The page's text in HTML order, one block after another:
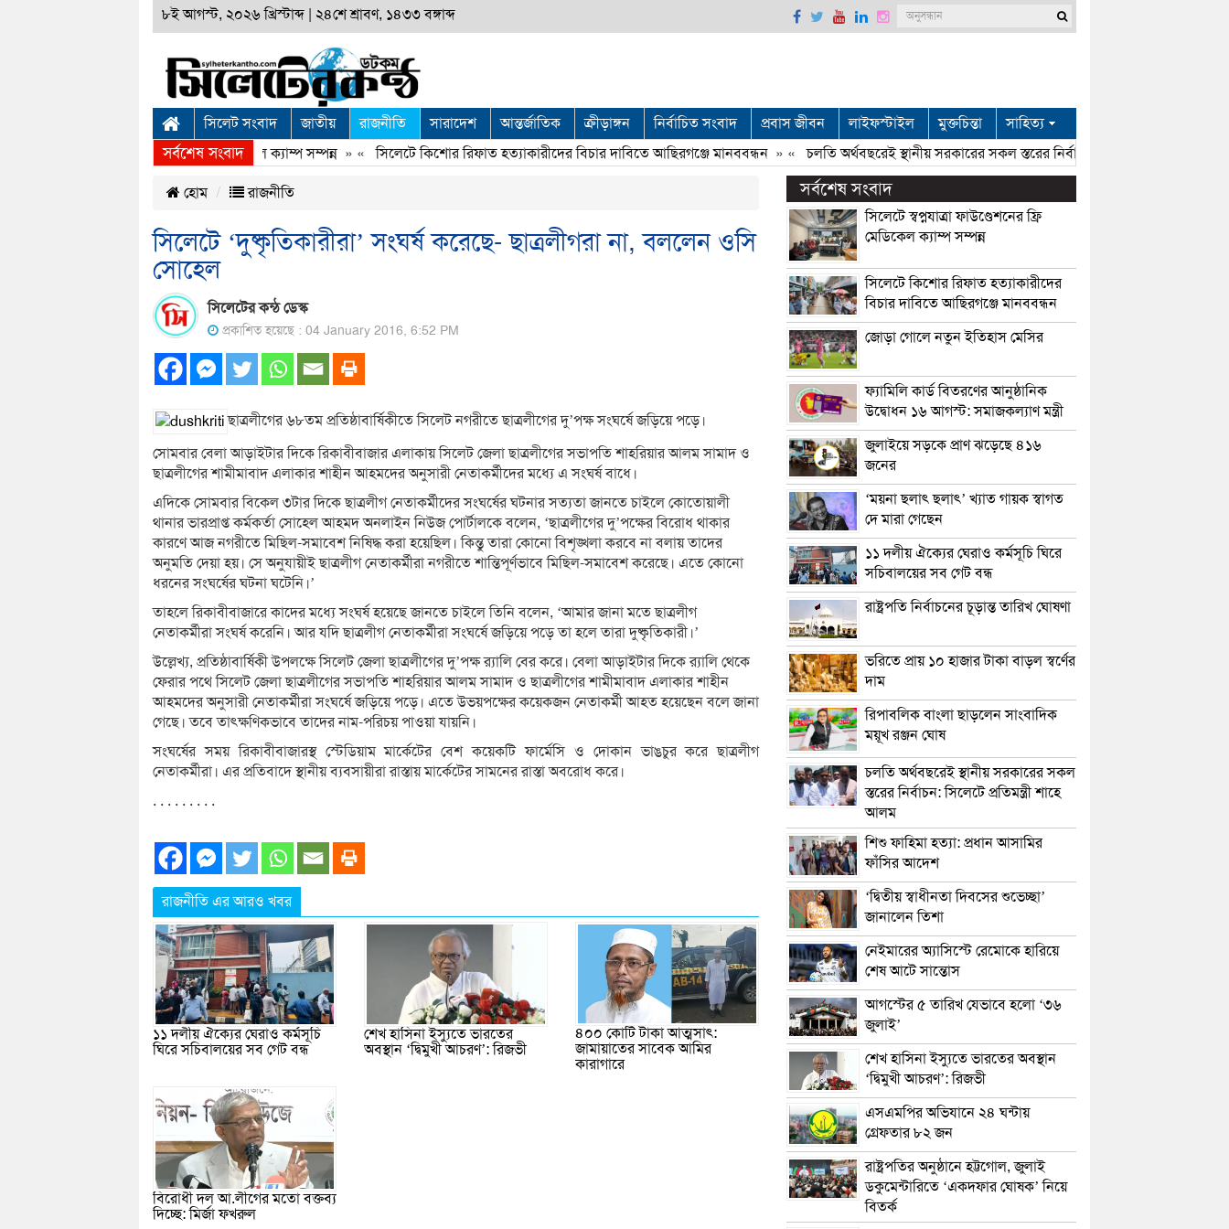
৮ই আগস্ট, ২০২৬ খ্রিস্টাব্দ ২৪শে শ্রাবণ, ১৪৩৩ বঙ্গাব্দ
সিলেট সংবাদ জাতীয় রাজনীতি সারাদেশ আন্তর্জাতিক ক্রীড়াঙ্গন নির্বাচিত সংবাদ প্রবাস জীবন লাইফস্টাইল মুক্তচিন্তা সাহিত্য
সর্বশেষ সংবাদ
সিলেটে স্বপ্নযাত্রা ফাউণ্ডেশনের ফ্রি মেডিকেল ক্যাম্প সম্পন্ন» « সিলেটে কিশোর রিফাত হত্যাকারীদের বিচার দাবিতে আছিরগঞ্জে মানববন্ধন» « চলতি অর্থবছরেই স্থানীয় সরকারের সকল স্তরের নির্বাচন: সিলেটে প্রতিমন্ত্রী শাহে
হোম রাজনীতি
সিলেটে ‘দুষ্কৃতিকারীরা’ সংঘর্ষ করেছে- ছাত্রলীগরা না, বললেন ওসি
সোহেল
সিলেটের কন্ঠ ডেস্ক
প্রকাশিত হয়েছে : 04 January 2016, 6:52 PM
ছাত্রলীগের ৬৮তম প্রতিষ্ঠাবার্ষিকীতে সিলেট নগরীতে ছাত্রলীগের দু’পক্ষ সংঘর্ষে জড়িয়ে পড়ে।
সোমবার বেলা আড়াইটার দিকে রিকাবীবাজার এলাকায় সিলেট জেলা ছাত্রলীগের সভাপতি শাহরিয়ার আলম সামাদ ও
ছাত্রলীগের শামীমাবাদ এলাকার শাহীন আহমদের অনুসারী নেতাকর্মীদের মধ্যে এ সংঘর্ষ বাধে।
এদিকে সোমবার বিকেল ৩টার দিকে ছাত্রলীগ নেতাকর্মীদের সংঘর্ষের ঘটনার সত্যতা জানতে চাইলে কোতোয়ালী
থানার ভারপ্রাপ্ত কর্মকর্তা সোহেল আহমদ অনলাইন নিউজ পোর্টালকে বলেন, ‘ছাত্রলীগের দু’পক্ষের বিরোধ থাকার
কারণে আজ নগরীতে মিছিল-সমাবেশ নিষিদ্ধ করা হয়েছিল। কিন্তু তারা কোনো বিশৃঙ্খলা করবে না বলায় তাদের
অনুমতি দেয়া হয়। সে অনুযায়ীই ছাত্রলীগ নেতাকর্মীরা নগরীতে শান্তিপূর্ণভাবে মিছিল-সমাবেশ করেছে। এতে কোনো
ধরনের সংঘর্ষের ঘটনা ঘটেনি।’
তাহলে রিকাবীবাজারে কাদের মধ্যে সংঘর্ষ হয়েছে জানতে চাইলে তিনি বলেন, ‘আমার জানা মতে ছাত্রলীগ
নেতাকর্মীরা সংঘর্ষ করেনি। আর যদি ছাত্রলীগ নেতাকর্মীরা সংঘর্ষে জড়িয়ে পড়ে তা হলে তারা দুষ্কৃতিকারী।’
উল্লেখ্য, প্রতিষ্ঠাবার্ষিকী উপলক্ষে সিলেট জেলা ছাত্রলীগের দু’পক্ষ র‌্যালি বের করে। বেলা আড়াইটার দিকে র‌্যালি থেকে
ফেরার পথে সিলেট জেলা ছাত্রলীগের সভাপতি শাহরিয়ার আলম সামাদ ও ছাত্রলীগের শামীমাবাদ এলাকার শাহীন
আহমদের অনুসারী নেতাকর্মীরা সংঘর্ষে জড়িয়ে পড়ে। এতে উভয়পক্ষের কয়েকজন নেতাকর্মী আহত হয়েছেন বলে জানা
গেছে। তবে তাৎক্ষণিকভাবে তাদের নাম-পরিচয় পাওয়া যায়নি।
সংঘর্ষের সময় রিকাবীবাজারস্থ স্টেডিয়াম মার্কেটের বেশ কয়েকটি ফার্মেসি ও দোকান ভাঙচুর করে ছাত্রলীগ
নেতাকর্মীরা। এর প্রতিবাদে স্থানীয় ব্যবসায়ীরা রাস্তায় মার্কেটের সামনের রাস্তা অবরোধ করে।
. . . . . . . . .
রাজনীতি এর আরও খবর
১১ দলীয় ঐক্যের ঘেরাও কর্মসূচি
ঘিরে সচিবালয়ের সব গেট বন্ধ
শেখ হাসিনা ইস্যুতে ভারতের
অবস্থান ‘দ্বিমুখী আচরণ’: রিজভী
৪০০ কোটি টাকা আত্মসাৎ:
জামায়াতের সাবেক আমির
কারাগারে
বিরোধী দল আ.লীগের মতো বক্তব্য
দিচ্ছে: মির্জা ফখরুল
সর্বশেষ সংবাদ
সিলেটে স্বপ্নযাত্রা ফাউণ্ডেশনের ফ্রি
মেডিকেল ক্যাম্প সম্পন্ন
সিলেটে কিশোর রিফাত হত্যাকারীদের
বিচার দাবিতে আছিরগঞ্জে মানববন্ধন
জোড়া গোলে নতুন ইতিহাস মেসির
ফ্যামিলি কার্ড বিতরণের আনুষ্ঠানিক
উদ্বোধন ১৬ আগস্ট: সমাজকল্যাণ মন্ত্রী
জুলাইয়ে সড়কে প্রাণ ঝড়েছে ৪১৬
জনের
‘ময়না ছলাৎ ছলাৎ’ খ্যাত গায়ক স্বাগত
দে মারা গেছেন
১১ দলীয় ঐক্যের ঘেরাও কর্মসূচি ঘিরে
সচিবালয়ের সব গেট বন্ধ
রাষ্ট্রপতি নির্বাচনের চূড়ান্ত তারিখ ঘোষণা
ভরিতে প্রায় ১০ হাজার টাকা বাড়ল স্বর্ণের
দাম
রিপাবলিক বাংলা ছাড়লেন সাংবাদিক
ময়ূখ রঞ্জন ঘোষ
চলতি অর্থবছরেই স্থানীয় সরকারের সকল
স্তরের নির্বাচন: সিলেটে প্রতিমন্ত্রী শাহে
আলম
শিশু ফাহিমা হত্যা: প্রধান আসামির
ফাঁসির আদেশ
‘দ্বিতীয় স্বাধীনতা দিবসের শুভেচ্ছা’
জানালেন তিশা
নেইমারের অ্যাসিস্টে রেমোকে হারিয়ে
শেষ আটে সান্তোস
আগস্টের ৫ তারিখ যেভাবে হলো ‘৩৬
জুলাই’
শেখ হাসিনা ইস্যুতে ভারতের অবস্থান
‘দ্বিমুখী আচরণ’: রিজভী
এসএমপির অভিযানে ২৪ ঘন্টায়
গ্রেফতার ৮২ জন
রাষ্ট্রপতির অনুষ্ঠানে হট্টগোল, জুলাই
ডকুমেন্টারিতে ‘একদফার ঘোষক’ নিয়ে
বিতর্ক